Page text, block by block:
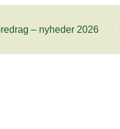
– nyheder 2026